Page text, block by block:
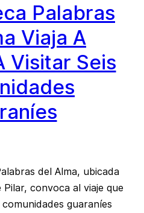
Palabras
Viaja A
Visitar Seis
del Alma, ubicada
convoca al viaje que
guaraníes